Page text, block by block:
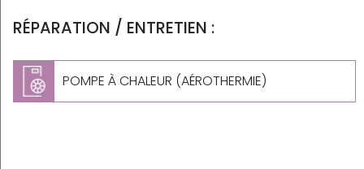
RÉPARATION / ENTRETIEN :
POMPE À CHALEUR (AÉROTHERMIE)